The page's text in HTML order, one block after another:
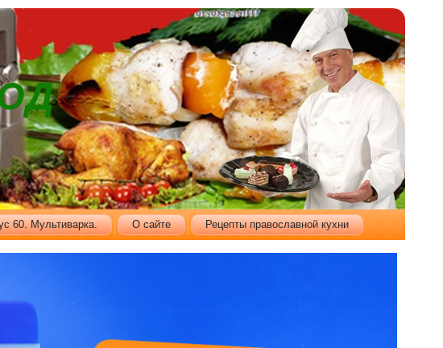
60. Мультиварка. О сайте Рецепты православной кухни